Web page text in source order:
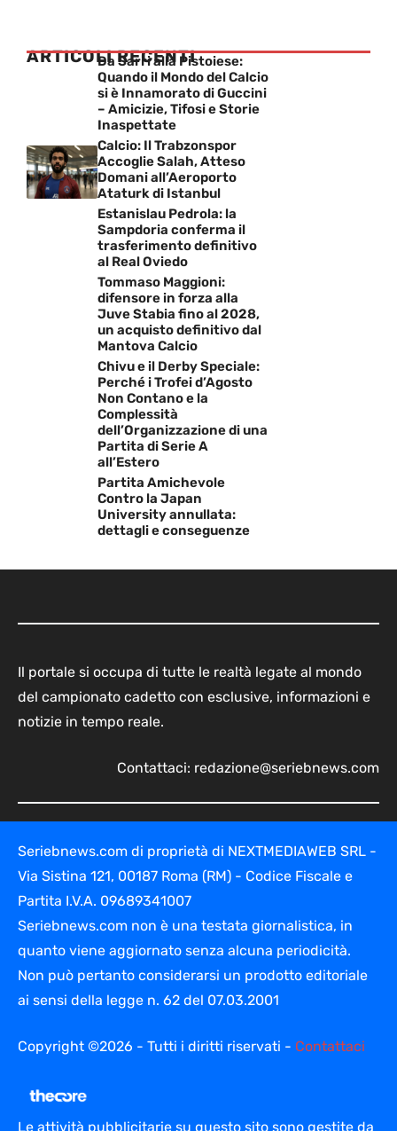
ARTICOLI RECENTI
Da Sarri alla Pistoiese:
Quando il Mondo del Calcio
si è Innamorato di Guccini
– Amicizie, Tifosi e Storie
Inaspettate
Calcio: Il Trabzonspor
Accoglie Salah, Atteso
Domani all’Aeroporto
Ataturk di Istanbul
Estanislau Pedrola: la
Sampdoria conferma il
trasferimento definitivo
al Real Oviedo
Tommaso Maggioni:
difensore in forza alla
Juve Stabia fino al 2028,
un acquisto definitivo dal
Mantova Calcio
Chivu e il Derby Speciale:
Perché i Trofei d’Agosto
Non Contano e la
Complessità
dell’Organizzazione di una
Partita di Serie A
all’Estero
Partita Amichevole
Contro la Japan
University annullata:
dettagli e conseguenze
Il portale si occupa di tutte le realtà legate al mondo
del campionato cadetto con esclusive, informazioni e
notizie in tempo reale.
Contattaci: redazione@seriebnews.com
Seriebnews.com di proprietà di NEXTMEDIAWEB SRL -
Via Sistina 121, 00187 Roma (RM) - Codice Fiscale e
Partita I.V.A. 09689341007
Seriebnews.com non è una testata giornalistica, in
quanto viene aggiornato senza alcuna periodicità.
Non può pertanto considerarsi un prodotto editoriale
ai sensi della legge n. 62 del 07.03.2001
Copyright ©2026 - Tutti i diritti riservati - Contattaci
Le attività pubblicitarie su questo sito sono gestite da